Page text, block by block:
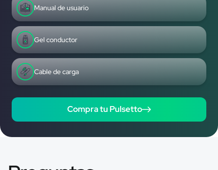
Manual de usuario
Gel conductor
Cable de carga
Compra tu Pulsetto